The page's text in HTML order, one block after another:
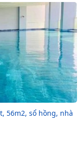
56m2, sổ hồng, nhà